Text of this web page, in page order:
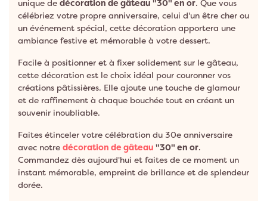
unique de décoration de gâteau "30" en or. Que vous
célébriez votre propre anniversaire, celui d'un être cher ou
un événement spécial, cette décoration apportera une
ambiance festive et mémorable à votre dessert.
Facile à positionner et à fixer solidement sur le gâteau,
cette décoration est le choix idéal pour couronner vos
créations pâtissières. Elle ajoute une touche de glamour
et de raffinement à chaque bouchée tout en créant un
souvenir inoubliable.
Faites étinceler votre célébration du 30e anniversaire
avec notre décoration de gâteau "30" en or.
Commandez dès aujourd'hui et faites de ce moment un
instant mémorable, empreint de brillance et de splendeur
dorée.